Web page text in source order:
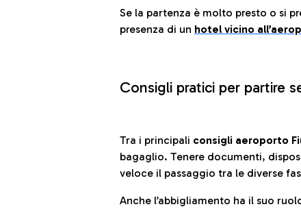
Se la partenza è molto presto o si
presenza di un hotel vicino
Consigli pratici per partire
Tra i principali consigli aeroporto
bagaglio. Tenere documenti,
veloce il passaggio tra le diverse
Anche l’abbigliamento ha il suo